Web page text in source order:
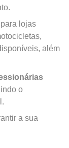
lojas
além
o
a sua